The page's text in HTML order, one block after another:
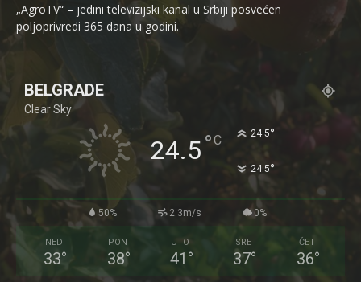
„AgroTV“ – jedini televizijski kanal u Srbiji posvećen
poljoprivredi 365 dana u godini.
BELGRADE
Clear Sky
24.5°C 24.5°
24.5°
50% 2.3m/s 0%
NED
33°
PON
38°
UTO
41 °
SRE
37°
ČET
36°